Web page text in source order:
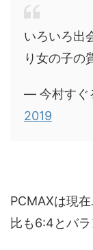
いろいろ出
り女の子の
— 今村すぐ
2019
PCMAXは現
比も6:4とバラ